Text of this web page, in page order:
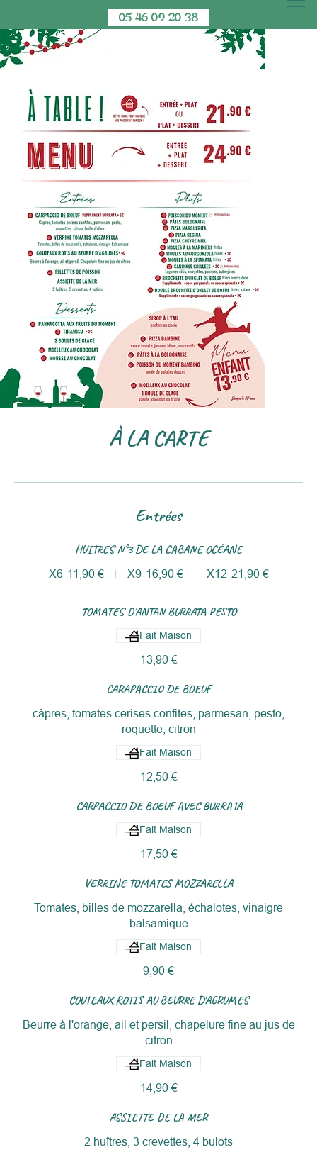
05 46 09 20 38
À LA CARTE
Entrées
HUITRES N°3 DE LA CABANE OCÉANE
X6 11,90 € X9 16,90 € X12 21,90 €
TOMATES D'ANTAN BURRATA PESTO
13,90 €
Fait Maison
CARAPACCIO DE BOEUF
câpres, tomates cerises confites, parmesan, pesto,
roquette, citron
12,50 €
Fait Maison
CARPACCIO DE BOEUF AVEC BURRATA
17,50 €
Fait Maison
VERRINE TOMATES MOZZARELLA
Tomates, billes de mozzarella, échalotes, vinaigre
balsamique
9,90 €
Fait Maison
COUTEAUX ROTIS AU BEURRE D'AGRUMES
Beurre à l'orange, ail et persil, chapelure fine au jus de
citron
14,90 €
Fait Maison
ASSIETTE DE LA MER
2 huîtres, 3 crevettes, 4 bulots